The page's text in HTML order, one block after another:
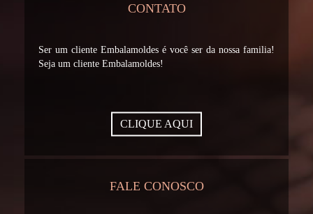
CONTATO
Ser um cliente Embalamoldes é você ser da nossa familia!
Seja um cliente Embalamoldes!
CLIQUE AQUI
FALE CONOSCO